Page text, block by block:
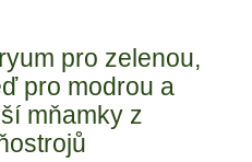
pro zelenou,
pro modrou a
mňamky z